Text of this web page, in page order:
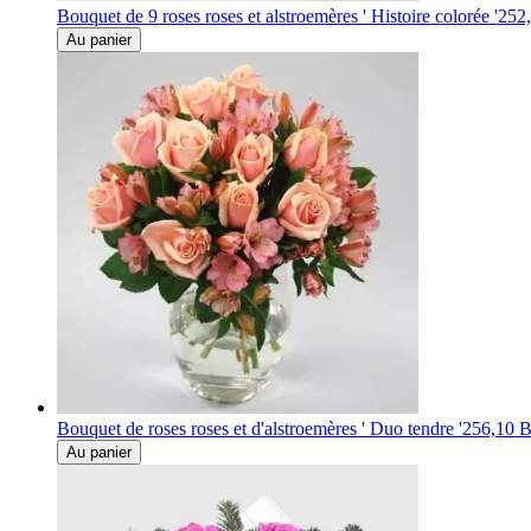
Bouquet de 9 roses roses et alstroemères ' Histoire colorée '
Au panier
Bouquet de roses roses et d'alstroemères ' Duo tendre '256,10
Au panier